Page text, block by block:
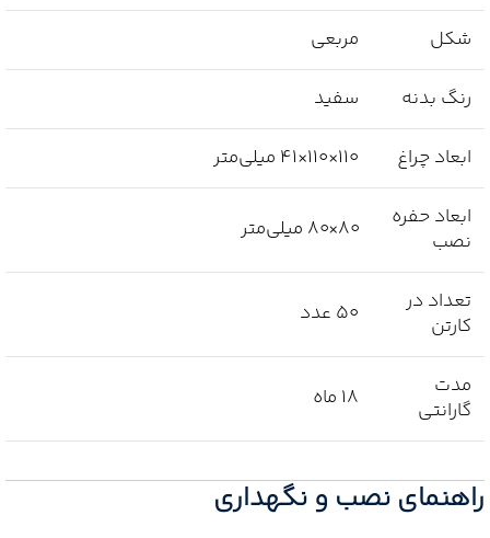
شکل مربعی
رنگ بدنه سفید
ابعاد چراغ 110×110×41 میلی‌متر
ابعاد حفره
نصب
80×80 میلی‌متر
تعداد در
کارتن
50 عدد
مدت
گارانتی
18 ماه
راهنمای نصب و نگهداری